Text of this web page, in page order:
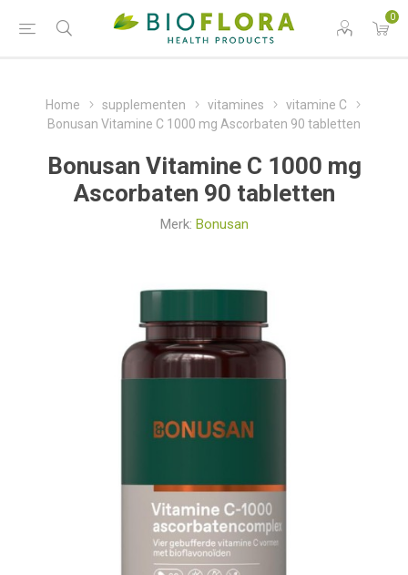
0
Home supplementen vitamines
vitamine C
Bonusan Vitamine C 1000 mg Ascorbaten 90 tabletten
Bonusan Vitamine C 1000 mg
Ascorbaten 90 tabletten
Merk: Bonusan